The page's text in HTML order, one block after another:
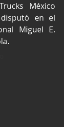
México
en el
Miguel E.